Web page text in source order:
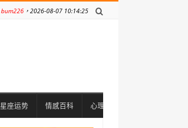
bum226 ，2026-08-07 10:14:25
星座运势 情感百科 心理问题